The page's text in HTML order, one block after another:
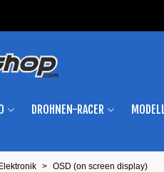
DROHNEN-RACER
Elektronik > OSD (on screen display)